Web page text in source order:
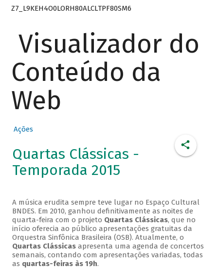
Z7_L9KEH4O0LORH80ALCLTPF80SM6
Visualizador do
Conteúdo da
Web
Ações
Quartas Clássicas -
Temporada 2015
A música erudita sempre teve lugar no Espaço Cultural
BNDES. Em 2010, ganhou definitivamente as noites de
quarta-feira com o projeto Quartas Clássicas, que no
início oferecia ao público apresentações gratuitas da
Orquestra Sinfônica Brasileira (OSB). Atualmente, o
Quartas Clássicasapresenta uma agenda de concertos
semanais, contando com apresentações variadas, todas
as quartas-feiras às 19h.